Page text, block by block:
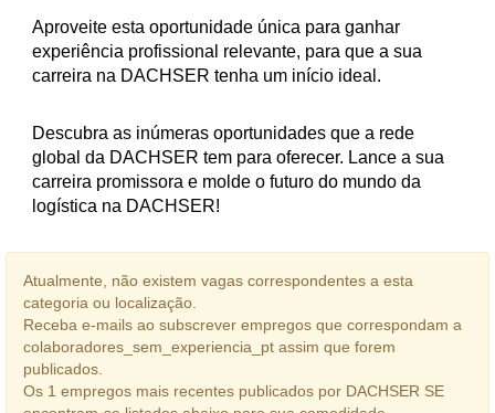
Aproveite esta oportunidade única para ganhar
experiência profissional relevante, para que a sua
carreira na DACHSER tenha um início ideal.
Descubra as inúmeras oportunidades que a rede
global da DACHSER tem para oferecer. Lance a sua
carreira promissora e molde o futuro do mundo da
logística na DACHSER!
Atualmente, não existem vagas correspondentes a esta
categoria ou localização.
Receba e-mails ao subscrever empregos que correspondam a
colaboradores_sem_experiencia_pt assim que forem
publicados.
Os 1 empregos mais recentes publicados por DACHSER SE